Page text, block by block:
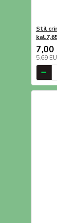
Stil
7,00
5,69